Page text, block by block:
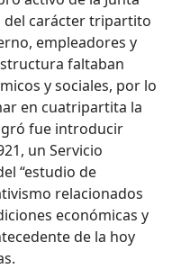
del carácter tripartito
empleadores y
faltaban
y sociales, por lo
en cuatripartita la
fue introducir
un Servicio
“estudio de
relacionados
económicas y
de la hoy